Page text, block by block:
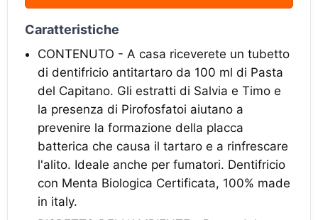
Caratteristiche
CONTENUTO - A casa riceverete un tubetto
di dentifricio antitartaro da 100 ml di Pasta
del Capitano. Gli estratti di Salvia e Timo e
la presenza di Pirofosfatoi aiutano a
prevenire la formazione della placca
batterica che causa il tartaro e a rinfrescare
l'alito. Ideale anche per fumatori. Dentifricio
con Menta Biologica Certificata, 100% made
in italy.